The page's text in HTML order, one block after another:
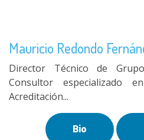
Mauricio Redondo
Director Técnico de
Consultor especializado
Acreditación...
Bio